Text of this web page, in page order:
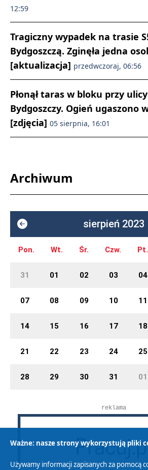
12:59
Tragiczny wypadek na trasie
Bydgoszczą. Zginęła jedna
[aktualizacja] przedwczoraj, 06:56
Płonął taras w bloku przy
Bydgoszczy. Ogień ugaszono
[zdjęcia] 05 sierpnia, 16:01
Archiwum
sierpień 2023
Pon. Wt. Śr. Czw. Pt.
31 01 02 03 04
07 08 09 10 11
14 15 16 17 18
21 22 23 24 25
28 29 30 31 01
reklama
Ważne: nasze strony wykorzystują pliki
Używamy informacji zapisanych za pomocą